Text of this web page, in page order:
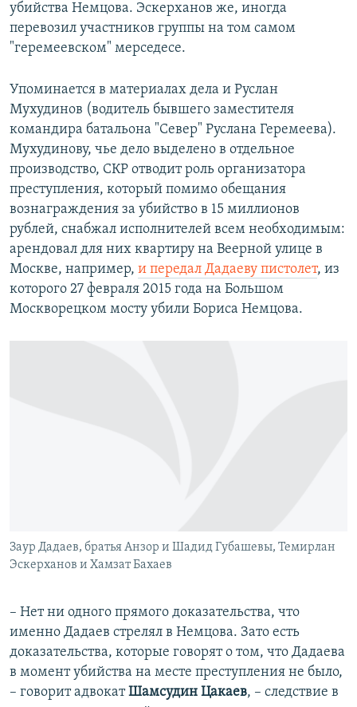
убийства Немцова. Эскерханов же, иногда
перевозил участников группы на том самом
"геремеевском" мерседесе.
Упоминается в материалах дела и Руслан
Мухудинов (водитель бывшего заместителя
командира батальона "Север" Руслана Геремеева).
Мухудинову, чье дело выделено в отдельное
производство, СКР отводит роль организатора
преступления, который помимо обещания
вознаграждения за убийство в 15 миллионов
рублей, снабжал исполнителей всем необходимым:
арендовал для них квартиру на Веерной улице в
Москве, например, и передал Дадаеву пистолет, из
которого 27 февраля 2015 года на Большом
Москворецком мосту убили Бориса Немцова.
Заур Дадаев, братья Анзор и Шадид Губашевы, Темирлан
Эскерханов и Хамзат Бахаев
– Нет ни одного прямого доказательства, что
именно Дадаев стрелял в Немцова. Зато есть
доказательства, которые говорят о том, что Дадаева
в момент убийства на месте преступления не было,
– говорит адвокатШамсудин Цакаев, – следствие в